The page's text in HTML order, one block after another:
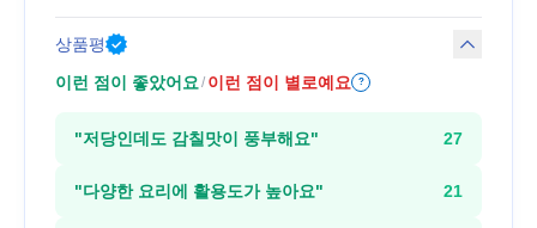
상품평
이런 점이 좋았어요 / 이런 점이 별로예요 ?
"저당인데도 감칠맛이 풍부해요" 27
"다양한 요리에 활용도가 높아요" 21